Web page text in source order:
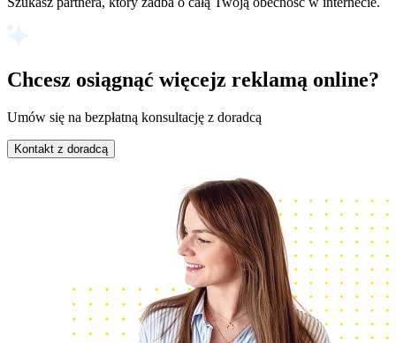
Chcesz osiągnąć więcejz reklamą online?
Umów się na bezpłatną konsultację z doradcą
Kontakt z doradcą